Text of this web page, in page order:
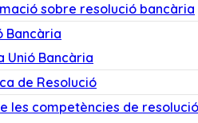
sobre resolució bancària
Bancària
Unió Bancària
de Resolució
les competències de